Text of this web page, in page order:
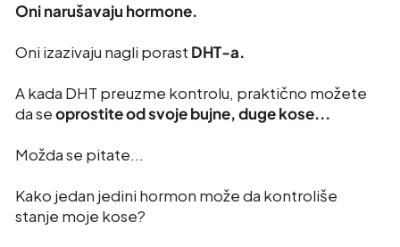
Oni narušavaju hormone.
Oni izazivaju nagli porast DHT-a.
A kada DHT preuzme kontrolu, praktično možete
da seoprostite od svoje bujne, duge kose...
Možda se pitate...
Kako jedan jedini hormon može da kontroliše
stanje moje kose?